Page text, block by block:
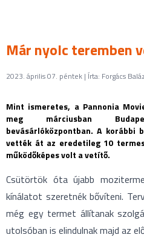
Már nyolc teremben
2023. április 07. péntek | Írta: Forgács
Mint ismeretes, a Pannonia
meg márciusban
bevásárlóközpontban. A
vették át az eredetileg 10
működőképes volt a vetítő.
Csütörtök óta újabb
kínálatot szeretnék bővíteni.
még egy termet állítanak
utolsóban is elindulnak majd az